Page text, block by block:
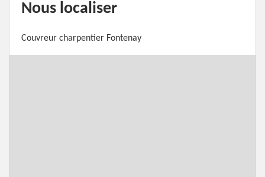
Nous localiser
Couvreur charpentier Fontenay